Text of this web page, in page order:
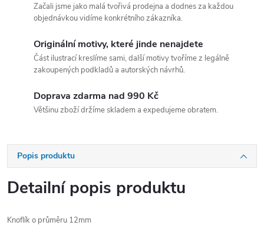
Začali jsme jako malá tvořivá prodejna a dodnes za každou
objednávkou vidíme konkrétního zákazníka.
Originální motivy, které jinde nenajdete
Část ilustrací kreslíme sami, další motivy tvoříme z legálně
zakoupených podkladů a autorských návrhů.
Doprava zdarma nad 990 Kč
Většinu zboží držíme skladem a expedujeme obratem.
Popis produktu
Detailní popis produktu
Knoflík o průměru 12mm